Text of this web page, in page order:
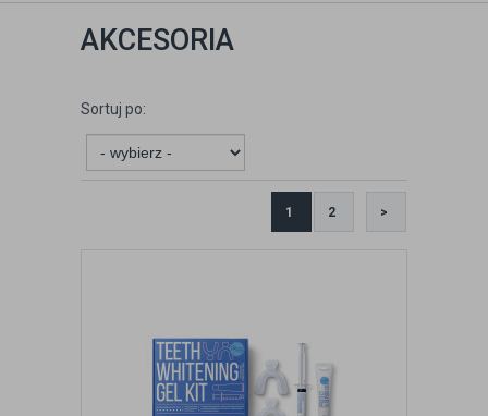
AKCESORIA
Sortuj po:
1 2 >